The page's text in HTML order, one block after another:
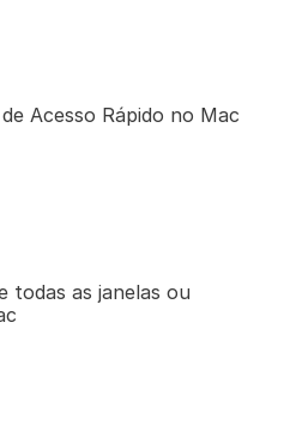
Acesso Rápido no Mac
todas as janelas ou